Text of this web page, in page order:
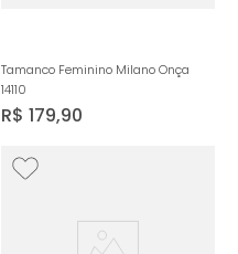
Tamanco Feminino Milano Onça
14110
R$ 179,90